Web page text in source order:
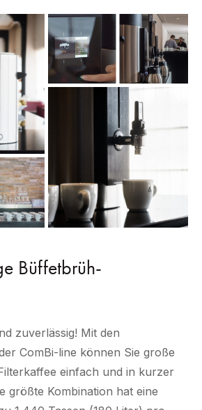
Büffetbrüh-
zuverlässig! Mit den
ComBi-line können Sie große
einfach und in kurzer
größte Kombination hat eine